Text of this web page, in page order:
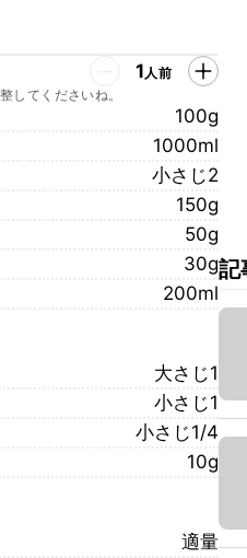
1人前
してくださいね。
100g
1000ml
小さじ2
150g
50g
30g
200ml
大さじ1
小さじ1
小さじ1/4
10g
適量
記